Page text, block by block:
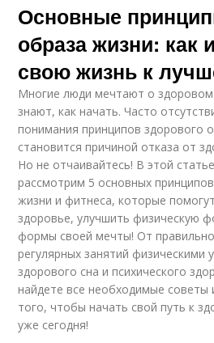
Основные
образа жизни: как
свою жизнь к
Многие люди мечтают о
знают, как начать. Часто
понимания принципов здорового
становится причиной отказа от
Но не отчаивайтесь! В этой
рассмотрим 5 основных
жизни и фитнеса, которые
здоровье, улучшить физическую
формы своей мечты! От
регулярных занятий физическими
здорового сна и психического
найдете все необходимые советы
того, чтобы начать свой путь к
уже сегодня!